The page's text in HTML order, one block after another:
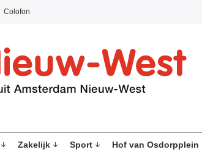
Colofon
Zakelijk Sport Hof van Osdorpplein